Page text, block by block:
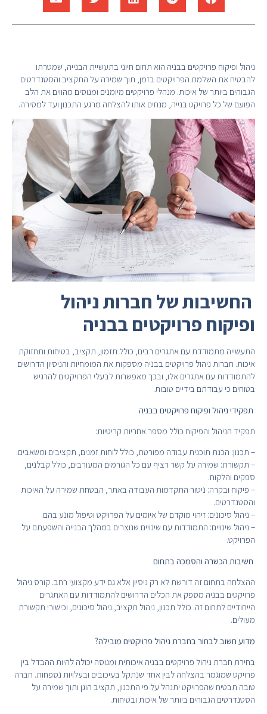
ניהול ופיקוח פרויקטים בבניה הוא תחום חיוני בתעשיית הבנייה, שמטרתו
להבטיח את השלמת הפרויקטים בזמן, תוך שמירה על התקציב והסטנדרטים
הגבוהים ביותר של איכות. מנהלי פרויקטים מיומנים ומנוסים מהווים את הלב
הפועם של כל פרויקט בנייה, מנחים אותו להצלחה מרגע התכנון ועד למסירה.
החשיבות של חברות ניהול
ופיקוח פרויקטים בבניה
התעשייה מתמודדת עם אתגרים רבים, כולל תזמון, תקציב, בטיחות ותחזוקת
איכות. חברות ניהול פרויקטים בבניה מספקות את המומחיות והניסיון הדרושים
להתמודדות עם אתגרים אלו, ובכך מאפשרות לבעלי הפרויקטים להרגיש
בטוחים כי עבודתם בידיים טובות.
תפקידי ניהול ופיקוח פרויקטים בבניה
תפקיד הניהול והפיקוח כולל מספר אחריות קריטיות:
– תכנון: הכנת תוכנית עבודה מפורטת, כולל לוחות זמנים, תקציבים ומשאבים.
– תקשורת: שמירה על קשר רציף עם כל הגורמים המעורבים, כולל קבלנים,
ספקים והלקוח.
– פיקוח ובקרה: ניטור התקדמות העבודה באתר, הבטחת שמירה על האיכות
והסטנדרטים.
– ניהול סיכונים: זיהוי מוקדם של איומים על הפרויקט וטיפול מונע בהם.
– ניהול שינויים: התמודדות עם שינויים שנוצרים במהלך הבנייה והשפעתם על
הפרויקט.
חשיבות הכשרה והסמכה בתחום
ההצלחה בתחום זה דורשת לא רק ניסיון אלא גם ידע מקצועי רחב. קורס ניהול
פרויקטים בבניה מספק את הכלים הדרושים להתמודדות עם האתגרים
הייחודיים לתחום זה. כולל תכנון, ניהול תקציב, ניהול סיכונים, וכישורי תקשורת
מעולים.
מדוע חשוב לבחור בחברת ניהול פרויקטים מובילה?
בחירת חברת ניהול פרויקטים בבניה איכותית ומנוסה יכולה להיות ההבדל בין
פרויקט שמוגמר בהצלחה לבין אחד שנתקל בעיכובים ובעלויות נספחות. חברה
טובה תבטיח שהפרויקט יתנהל על פי התכנון, תקציב הוגן ותוך שמירה על
הסטנדרטים הגבוהים ביותר של איכות ובטיחות.